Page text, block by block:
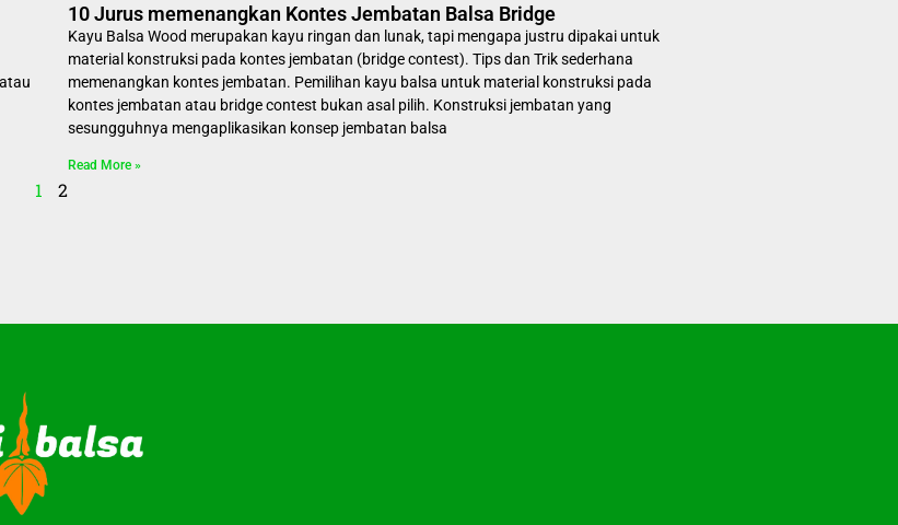
10 Jurus memenangkan Kontes Jembatan Balsa Bridge
Kayu Balsa Wood merupakan kayu ringan dan lunak, tapi mengapa justru dipakai untuk
material konstruksi pada kontes jembatan (bridge contest). Tips dan Trik sederhana
memenangkan kontes jembatan. Pemilihan kayu balsa untuk material konstruksi pada
kontes jembatan atau bridge contest bukan asal pilih. Konstruksi jembatan yang
sesungguhnya mengaplikasikan konsep jembatan balsa
Read More »
1 2